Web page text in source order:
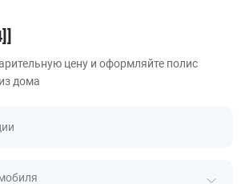
цену и оформляйте полис
дома